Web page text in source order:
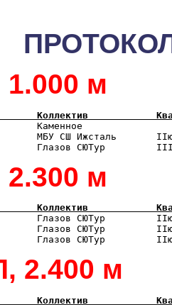
м
Коллектив            Квал
Каменное
МБУ СШ Ижсталь
м
Коллектив            Квал
Глазов СЮТур
Глазов СЮТур
2.400 м
Коллектив            Квал